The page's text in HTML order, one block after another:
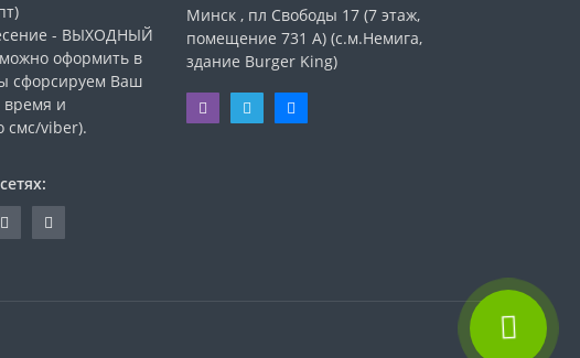
- ВЫХОДНЫЙ
оформить в
сфорсируем Ваш
время и
смс/viber).
Минск , пл Свободы 17 (7 этаж,
помещение 731 А) (с.м.Немига,
здание Burger King)